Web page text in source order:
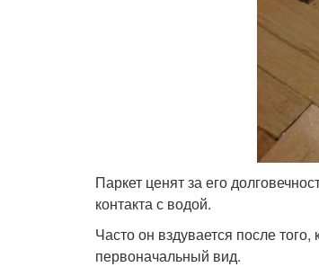
Паркет ценят за его
контакта с водой.
Часто он вздувается после
первоначальный вид.